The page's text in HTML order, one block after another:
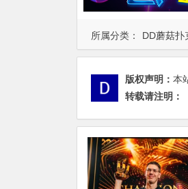
所属分类： DD蘑菇扑
版权声明： 本
转载请注明：